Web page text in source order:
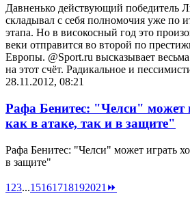
Давненько действующий победитель
складывал с себя полномочия уже по
этапа. Но в високосный год это
веки отправится во второй по
Европы. @Sport.ru высказывает
на этот счёт. Радикальное и
28.11.2012, 08:21
Рафа Бенитес: "Челси" может
как в атаке, так и в защите"
Рафа Бенитес: "Челси" может играть
в защите"
1 23...15161718192021 ⏩